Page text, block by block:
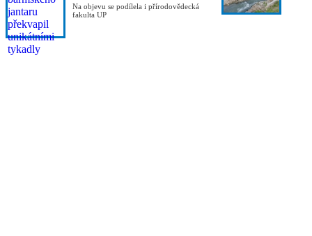
Na objevu se podílela i přírodovědecká
fakulta UP